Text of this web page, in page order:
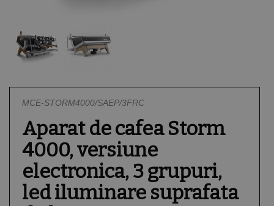
Preparare creme
Refrigerare patiserie
Vitrine cofetarie/
Spalare
Unica folosinta
MCE-STORM4000/SAEP/3FRC
Aparat de cafea Storm
4000, versiune
electronica, 3 grupuri,
led iluminare suprafata